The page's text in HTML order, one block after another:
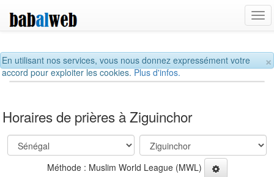
×
En utilisant nos services, vous nous donnez expressément votre
accord pour exploiter les cookies.Plus d'infos.
Horaires de prières à Ziguinchor
Méthode : Muslim World League (MWL)